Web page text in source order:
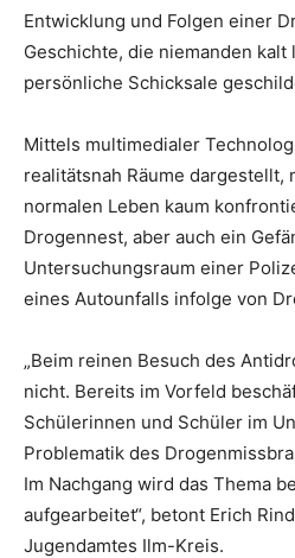
Entwicklung und Folgen einer
Geschichte, die niemanden
persönliche Schicksale
Mittels multimedialer
realitätsnah Räume dargestellt,
normalen Leben kaum
Drogennest, aber auch ein
Untersuchungsraum einer
eines Autounfalls infolge von
„Beim reinen Besuch des
nicht. Bereits im Vorfeld
Schülerinnen und Schüler im
Problematik des
Im Nachgang wird das Thema
aufgearbeitet“, betont Erich
Jugendamtes Ilm-Kreis.